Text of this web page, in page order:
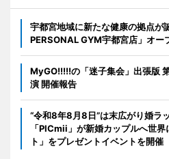
宇都宮地域に新たな健康の拠点が
PERSONAL GYM宇都宮店」オー
MyGO!!!!!の「迷子集会」出張版
演 開催報告
“令和8年8月8日”は末広がり婚ラ
「PICmii」が新婚カップルへ世
ト」をプレゼントイベントを開催